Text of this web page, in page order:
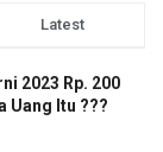
Latest
2023 Rp. 200
Uang Itu ???